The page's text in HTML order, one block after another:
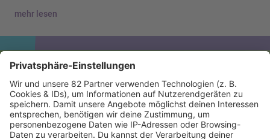
mehr lesen